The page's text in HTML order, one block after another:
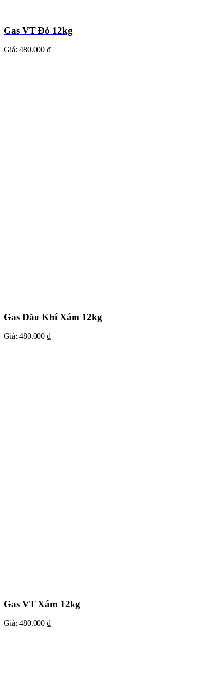
Gas VT Đỏ 12kg
Giá: 480.000 ₫
Gas Dầu Khí Xám 12kg
Giá: 480.000 ₫
Gas VT Xám 12kg
Giá: 480.000 ₫